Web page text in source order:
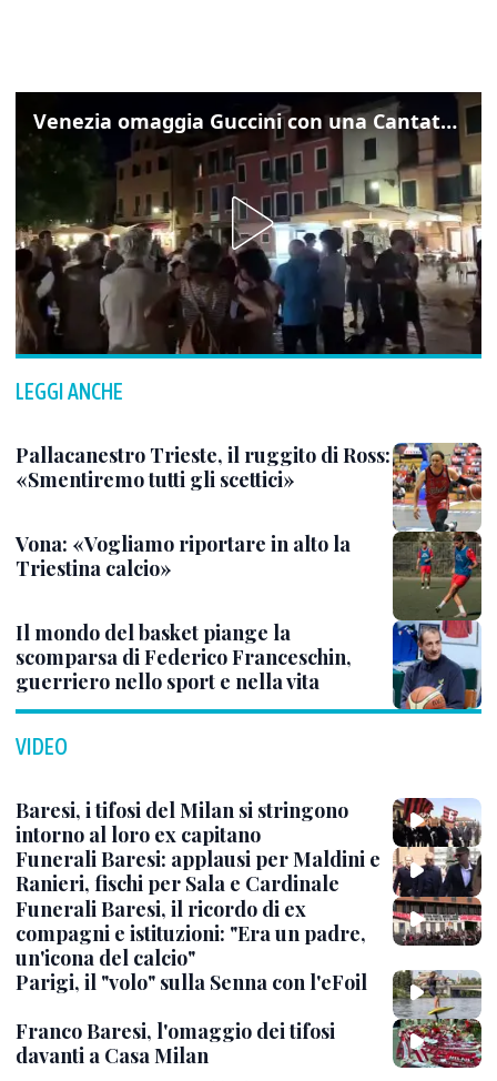
Venezia omaggia Guccini con una Cantata Anarchica in campo Santa Margherita
LEGGI ANCHE
Pallacanestro Trieste, il ruggito di Ross:
«Smentiremo tutti gli scettici»
Vona: «Vogliamo riportare in alto la
Triestina calcio»
Il mondo del basket piange la
scomparsa di Federico Franceschin,
guerriero nello sport e nella vita
VIDEO
Baresi, i tifosi del Milan si stringono
intorno al loro ex capitano
Funerali Baresi: applausi per Maldini e
Ranieri, fischi per Sala e Cardinale
Funerali Baresi, il ricordo di ex
compagni e istituzioni: "Era un padre,
un'icona del calcio"
Parigi, il "volo" sulla Senna con l'eFoil
Franco Baresi, l'omaggio dei tifosi
davanti a Casa Milan